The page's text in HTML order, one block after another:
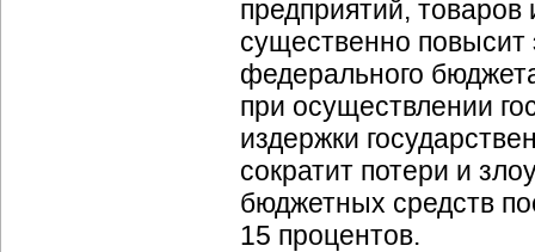
предприятий,
существенно повысит
федерального
при осуществлении
издержки
сократит потери и
бюджетных средств
15 процентов.